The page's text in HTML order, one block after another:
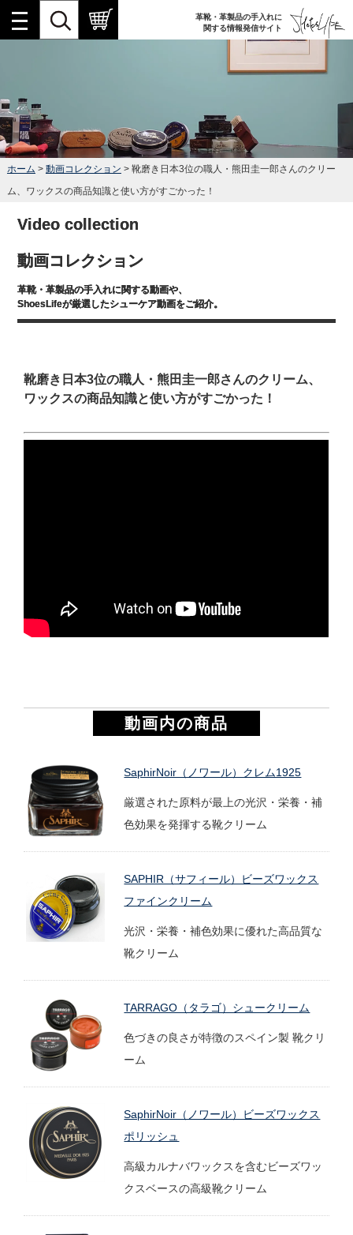
革靴・革製品の手入れに
関する情報発信サイト
ホーム > 動画コレクション > 靴磨き日本3位の職人・熊田圭一郎さんのクリー
ム、ワックスの商品知識と使い方がすごかった！
Video collection
動画コレクション
革靴・革製品の手入れに関する動画や、
ShoesLifeが厳選したシューケア動画をご紹介。
靴磨き日本3位の職人・熊田圭一郎さんのクリーム、
ワックスの商品知識と使い方がすごかった！
動画内の商品
SaphirNoir（ノワール）クレム1925
厳選された原料が最上の光沢・栄養・補
色効果を発揮する靴クリーム
SAPHIR（サフィール）ビーズワックス
ファインクリーム
光沢・栄養・補色効果に優れた高品質な
靴クリーム
TARRAGO（タラゴ）シュークリーム
色づきの良さが特徴のスペイン製 靴クリ
ーム
SaphirNoir（ノワール）ビーズワックス
ポリッシュ
高級カルナバワックスを含むビーズワッ
クスベースの高級靴クリーム